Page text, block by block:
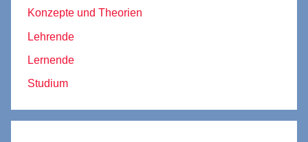
Konzepte und Theorien
Lehrende
Lernende
Studium